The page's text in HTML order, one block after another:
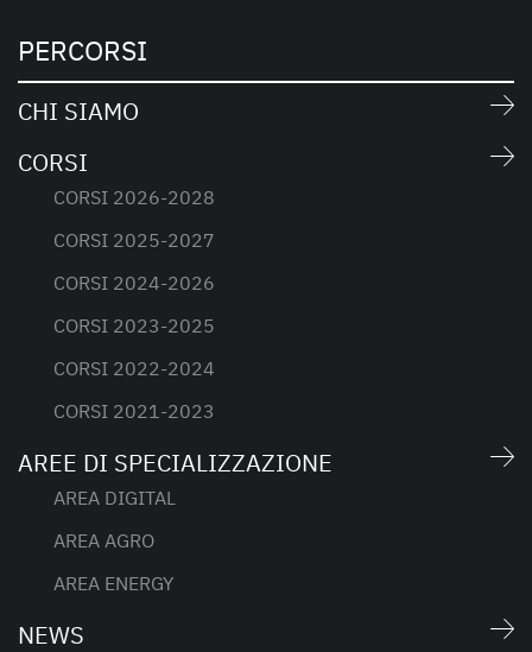
PERCORSI
CHI SIAMO
CORSI
CORSI 2026-2028
CORSI 2025-2027
CORSI 2024-2026
CORSI 2023-2025
CORSI 2022-2024
CORSI 2021-2023
AREE DI SPECIALIZZAZIONE
AREA DIGITAL
AREA AGRO
AREA ENERGY
NEWS